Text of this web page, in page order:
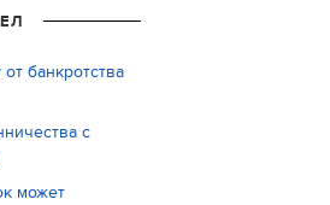
банкротства
с
может